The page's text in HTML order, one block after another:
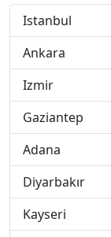
Istanbul
Ankara
Izmir
Gaziantep
Adana
Diyarbakır
Kayseri